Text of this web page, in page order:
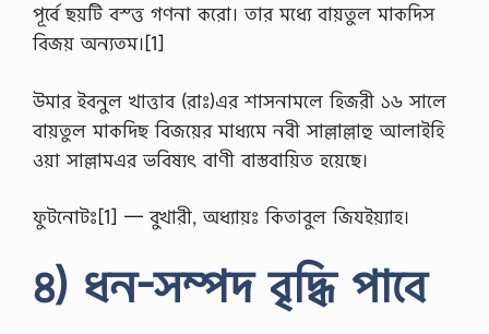
পূর্বে ছয়টি বস্ত্ত গণনা করো। তার মধ্যে বায়তুল মাকদিস
বিজয় অন্যতম।[1]
উমার ইবনুল খাত্তাব (রাঃ)এর শাসনামলে হিজরী ১৬ সালে
বায়তুল মাকদিছ বিজয়ের মাধ্যমে নবী সাল্লাল্লাহু আলাইহি
ওয়া সাল্লামএর ভবিষ্যৎ বাণী বাস্তবায়িত হয়েছে।
ফুটনোটঃ[1] — বুখারী, অধ্যায়ঃ কিতাবুল জিযইয়্যাহ।
৪) ধন-সম্পদ বৃদ্ধি পাবে